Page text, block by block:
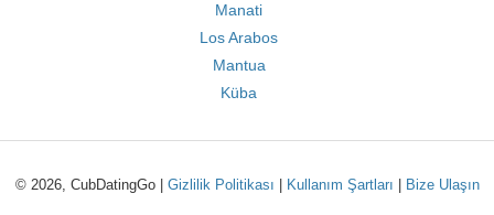
Manati
Los Arabos
Mantua
Küba
© 2026, CubDatingGo | Gizlilik Politikası Kullanım Şartları Bize Ulaşın